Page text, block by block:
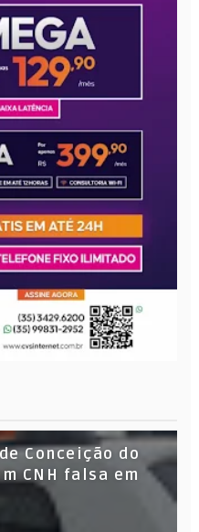
Conceição do
CNH falsa em